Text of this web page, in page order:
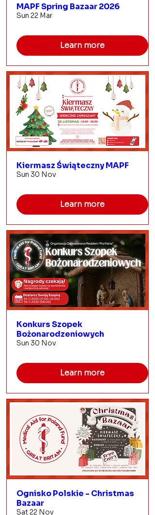
MAPF Spring Bazaar 2026
Sun 22 Mar
Learn more
Kiermasz Świąteczny MAPF
Sun 30 Nov
Learn more
Konkurs Szopek
Bożonarodzeniowych
Sun 30 Nov
Learn more
Ognisko Polskie - Christmas
Bazaar
Sat 22 Nov